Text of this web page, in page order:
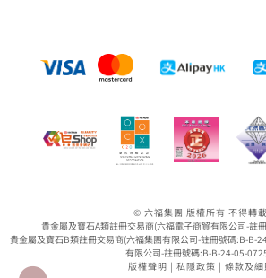
© 六福集團 版權所有 不得轉載
貴金屬及寶石A類註冊交易商(六福電子商貿有限公司-註
貴金屬及寶石B類註冊交易商(六福集團有限公司-註冊號碼:B-B-
有限公司-註冊號碼:B-B-24-05-
版權聲明 | 私隱政策 | 條款及細